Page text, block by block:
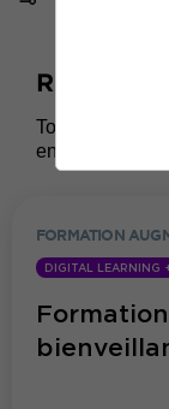
RSE et
Toute notre
en inter et en
FORMATION
DIGITAL LEARNING